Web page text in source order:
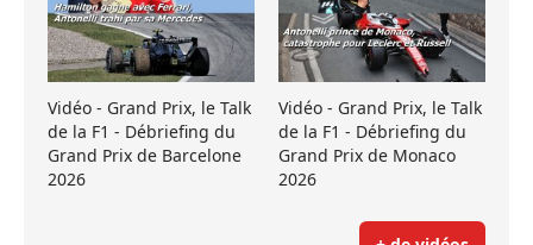
Vidéo - Grand Prix, le Talk
de la F1 - Débriefing du
Grand Prix de Barcelone
2026
Vidéo - Grand Prix, le Talk
de la F1 - Débriefing du
Grand Prix de Monaco
2026